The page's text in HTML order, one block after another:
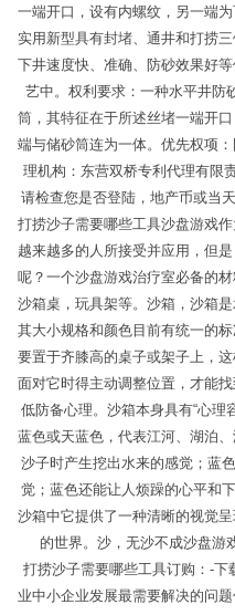
一端开口，设有内螺纹，另一端
实用新型具有封堵、通井和打捞
下井速度快、准确、防砂效果好
艺中。权利要求：一种水平井防
筒，其特征在于所述丝堵一端开
端与储砂筒连为一体。优先权项
理机构：东营双桥专利代理有限
请检查您是否登陆，地产币或当
打捞沙子需要哪些工具沙盘游戏
越来越多的人所接受并应用，但
呢？一个沙盘游戏治疗室必备的
沙箱桌，玩具架等。沙箱，沙箱
其大小规格和颜色目前有统一的
要置于齐膝高的桌子或架子上，
面对它时得主动调整位置，才能
低防备心理。沙箱本身具有“心理
蓝色或天蓝色，代表江河、湖泊
沙子时产生挖出水来的感觉；蓝
觉；蓝色还能让人烦躁的心平和
沙箱中它提供了一种清晰的视觉
的世界。沙，无沙不成沙盘游
打捞沙子需要哪些工具订购：-
业中小企业发展最需要解决的问